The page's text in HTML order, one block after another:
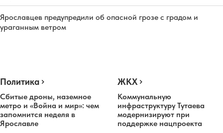
Ярославцев предупредили об опасной грозе с градом и
ураганным ветром
Политика
Сбитые дроны, наземное
метро и «Война и мир»: чем
запомнится неделя в
Ярославле
ЖКХ
Коммунальную
инфраструктуру Тутаева
модернизируют при
поддержке нацпроекта